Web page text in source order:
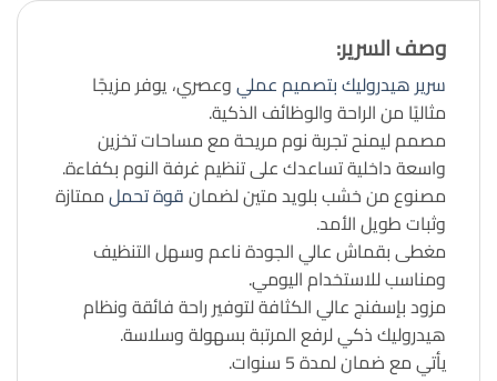
وصف السرير:
سرير هيدروليكبتصميم عمليوعصري، يوفر مزيجًا
مثاليًا من الراحة والوظائف الذكية.
مصمم ليمنح تجربة نوم مريحة مع مساحات تخزين
واسعة داخلية تساعدك على تنظيم غرفة النوم بكفاءة.
مصنوع من خشب بلويد متين لضمانقوة تحملممتازة
وثبات طويل الأمد.
مغطى بقماش عالي الجودة ناعم وسهل التنظيف
ومناسب للاستخدام اليومي.
مزود بإسفنج عالي الكثافة لتوفير راحة فائقة ونظام
هيدروليك ذكي لرفع المرتبة بسهولة وسلاسة.
يأتي مع ضمان لمدة 5 سنوات.